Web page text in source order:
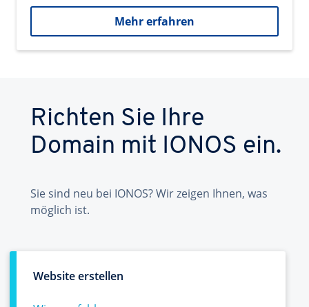
Mehr erfahren
Richten Sie Ihre
Domain mit IONOS ein.
Sie sind neu bei IONOS? Wir zeigen Ihnen, was
möglich ist.
Website erstellen